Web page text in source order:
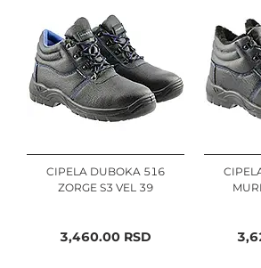
materijala, ove cipele pružaju
zaštite, čineći ih savršenim izborom
uslove.
Radne Cipele Duboke - Dodatna
Za radne okruženja koja zahtevaju
vaša stopala sigurnim od spoljnih
Naše radne čizme su izrađene da
CIPELA DUBOKA 516
ZORGE S3 VEL 39
3,460.00RSD